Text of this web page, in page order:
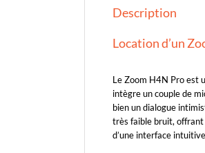
Description
Location d’un
Le Zoom H4N Pro est
intègre un couple de
bien un dialogue
très faible bruit, offrant
d’une interface